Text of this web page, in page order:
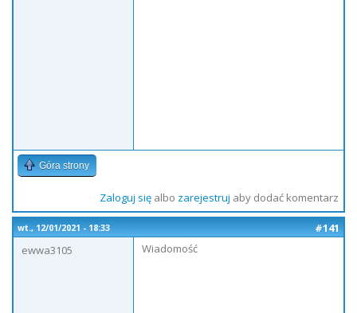
Góra strony
Zaloguj sięalbo zarejestruj aby dodać komentarz
wt., 12/01/2021 - 18:33
#141
ewwa3105
Wiadomość